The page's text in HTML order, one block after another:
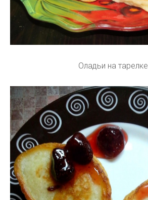
Оладьи на тарелке